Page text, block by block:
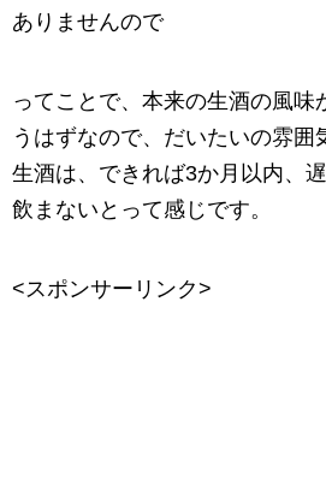
ありませんので
ってことで、本来の生酒の風味
うはずなので、だいたいの雰囲
生酒は、できれば3か月以内、
飲まないとって感じです。
<スポンサーリンク>